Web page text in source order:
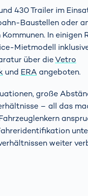
430 Trailer im
Baustellen oder
In einigen
Mietmodell
über dieVetro
und ERA angeboten.
große
– all das
weiter